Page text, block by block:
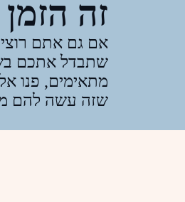
זה
אם גם אתם
שתבדל אתכם
מתאימים, פנו
שזה עשה להם